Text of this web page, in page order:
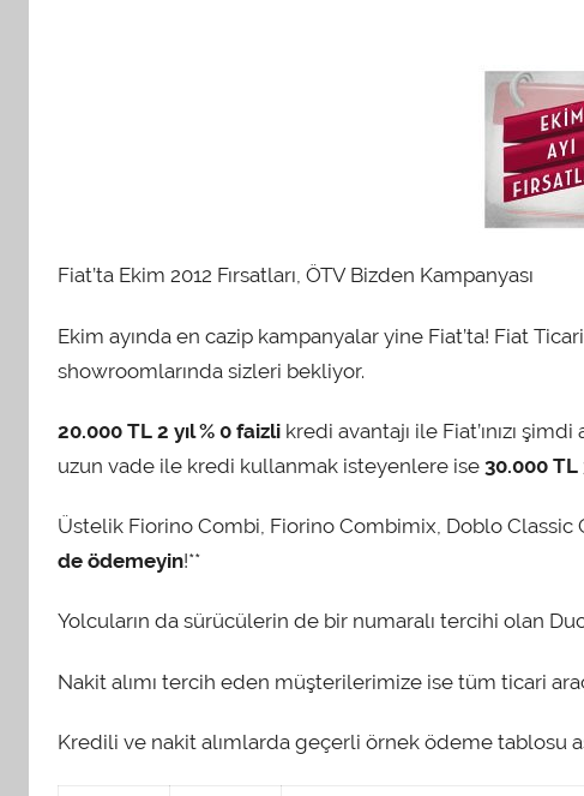
Fiat’ta Ekim 2012 Fırsatları, ÖTV Bizden Kampanyası
Ekim ayında en cazip kampanyalar yine Fiat’ta! Fiat
showroomlarında sizleri bekliyor.
20.000 TL 2 yıl % 0 faizli kredi avantajı ile Fiat’ınızı
uzun vade ile kredi kullanmak isteyenlere ise 30.000 TL
Üstelik Fiorino Combi, Fiorino Combimix, Doblo
de ödemeyin!**
Yolcuların da sürücülerin de bir numaralı tercihi olan
Nakit alımı tercih eden müşterilerimize ise tüm ticari
Kredili ve nakit alımlarda geçerli örnek ödeme tablosu